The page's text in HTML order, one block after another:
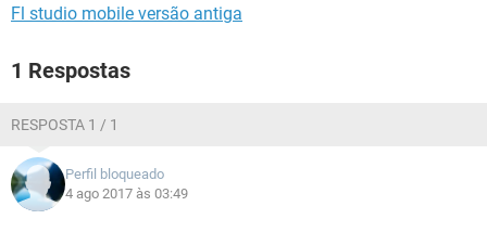
Fl studio mobile versão antiga
1 Respostas
RESPOSTA 1 / 1
Perfil bloqueado
4 ago 2017 às 03:49